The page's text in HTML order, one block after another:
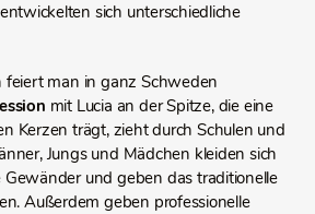
sich unterschiedliche
feiert man in ganz Schweden
mit Lucia an der Spitze, die eine
Kerzen trägt, zieht durch Schulen und
Jungs und Mädchen kleiden sich
und geben das traditionelle
Außerdem geben professionelle